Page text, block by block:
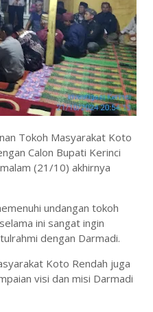
Tokoh Masyarakat Koto
Calon Bupati Kerinci
(21/10) akhirnya
undangan tokoh
ini sangat ingin
dengan Darmadi.
Koto Rendah juga
visi dan misi Darmadi